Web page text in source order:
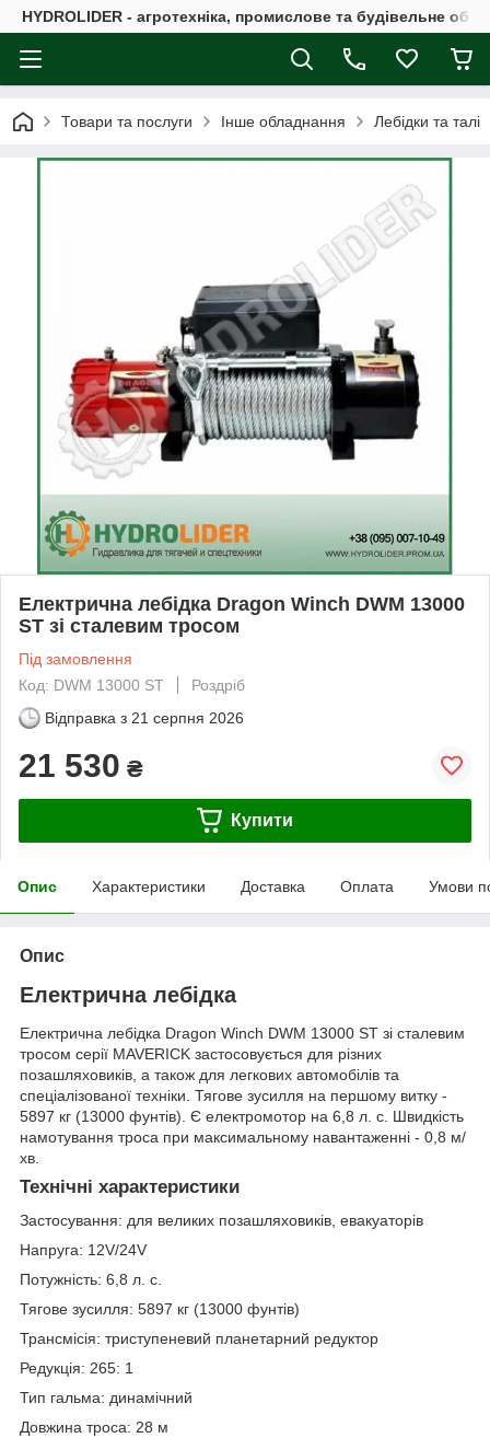
HYDROLIDER - агротехніка, промислове та будівельне
Товари та послуги Інше обладнання Лебідки та талі
Електрична лебідка Dragon Winch DWM 13000
ST зі сталевим тросом
Під замовлення
Код: DWM 13000 ST
Роздріб
Відправка з 21 серпня 2026
21 530 ₴
Купити
Опис Характеристики Доставка Оплата Умови
Опис
Електрична лебідка
Електрична лебідка Dragon Winch DWM 13000 ST зі сталевим
тросом серії MAVERICK застосовується для різних
позашляховиків, а також для легкових автомобілів та
спеціалізованої техніки. Тягове зусилля на першому витку -
5897 кг (13000 фунтів). Є електромотор на 6,8 л. с. Швидкість
намотування троса при максимальному навантаженні - 0,8 м/
хв.
Технічні характеристики
Застосування: для великих позашляховиків, евакуаторів
Напруга: 12V/24V
Потужність: 6,8 л. с.
Тягове зусилля: 5897 кг (13000 фунтів)
Трансмісія: триступеневий планетарний редуктор
Редукція: 265: 1
Тип гальма: динамічний
Довжина троса: 28 м